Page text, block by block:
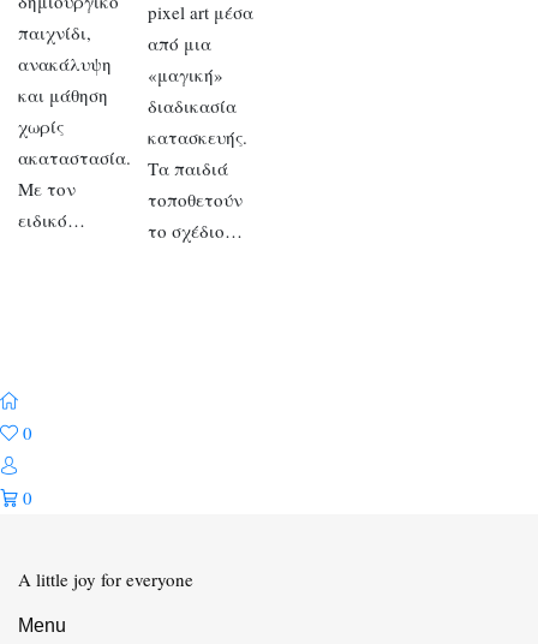
παιχνίδι,
ανακάλυψη
και μάθηση
χωρίς
ακαταστασία.
Με τον
ειδικό…
pixel art μέσα
από μια
«μαγική»
διαδικασία
κατασκευής.
Τα παιδιά
τοποθετούν
το σχέδιο…
0
0
A little joy for everyone
Menu